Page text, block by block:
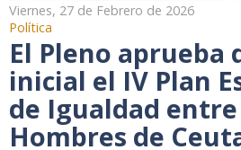
Viernes, 27 de Febrero de 2026
Política
El Pleno aprueba
inicial el IV Plan
de Igualdad
Hombres de